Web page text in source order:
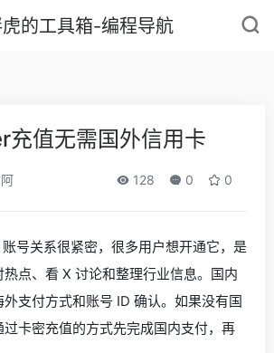
充值无需国外信用卡
128 0 0
号关系很紧密，很多用户想开通它，是
点、看 X 讨论和整理行业信息。国内
支付方式和账号 ID 确认。如果没有国
卡密充值的方式先完成国内支付，再